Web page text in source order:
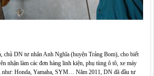
chủ DN tư nhân Anh Nghĩa (huyện Trảng Bom), cho biết
nhận làm các đơn hàng linh kiện, phụ tùng ô tô, xe máy
như: Honda, Yamaha, SYM… Năm 2011, DN đã đầu tư